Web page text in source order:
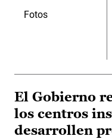
Fotos
El Gobierno
los centros
desarrollen